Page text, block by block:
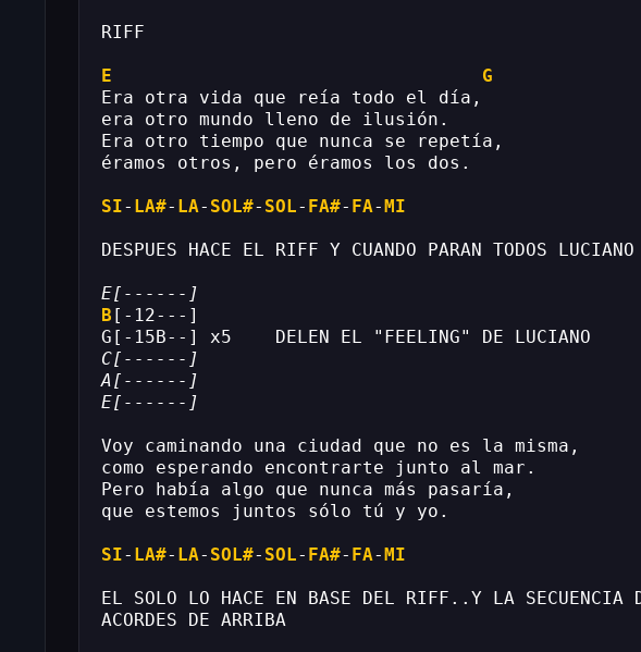
RIFF
E
G
Era otra vida que reía todo el día,
era otro mundo lleno de ilusión.
Era otro tiempo que nunca se repetía,
éramos otros, pero éramos los dos.
SI- LA#- LA- SOL#- SOL- FA#- FA-MI
DESPUES HACE EL RIFF Y CUANDO PARAN TODOS LUCIANO
E[------]
B [-12---]
G[-15B--] x5    DELEN EL "FEELING" DE LUCIANO
C[------]
A[------]
E[------]
Voy caminando una ciudad que no es la misma,
como esperando encontrarte junto al mar.
Pero había algo que nunca más pasaría,
que estemos juntos sólo tú y yo.
SI- LA#- LA- SOL#- SOL- FA#- FA-MI
EL SOLO LO HACE EN BASE DEL RIFF..Y LA SECUENCIA
ACORDES DE ARRIBA